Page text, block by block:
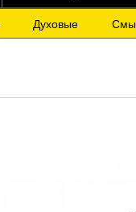
Духовые